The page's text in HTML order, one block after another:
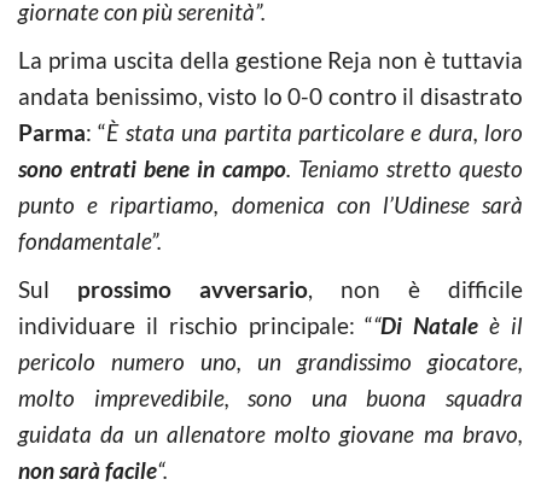
giornate con più serenità”.
La prima uscita della gestione Reja non è tuttavia
andata benissimo, visto lo 0-0 contro il disastrato
Parma: “È stata una partita particolare e dura, loro
sono entrati bene in campo. Teniamo stretto questo
punto e ripartiamo, domenica con l’Udinese sarà
fondamentale”.
Sul prossimo avversario, non è difficile
individuare il rischio principale: ““Di Natale è il
pericolo numero uno, un grandissimo giocatore,
molto imprevedibile, sono una buona squadra
guidata da un allenatore molto giovane ma bravo,
non sarà facile“.